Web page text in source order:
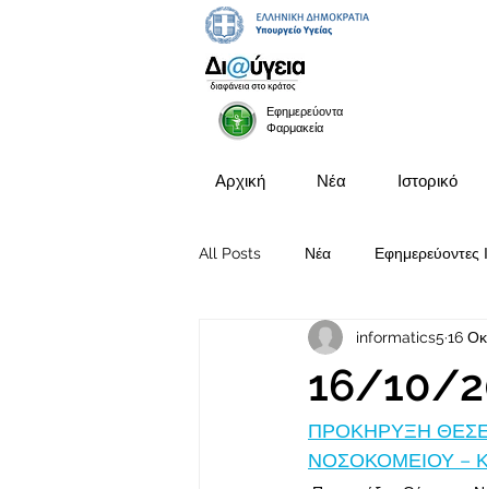
Εφημερεύοντα
Φαρμακεία
Αρχική Νέα Ιστορικό
All Posts Νέα Εφημερεύοντες
Προκηρύξεις Θέσεων
16/10/
informatics5 16
ΠΡΟΚΗΡΥΞΗ
ΝΟΣΟΚΟΜΕΙΟΥ –